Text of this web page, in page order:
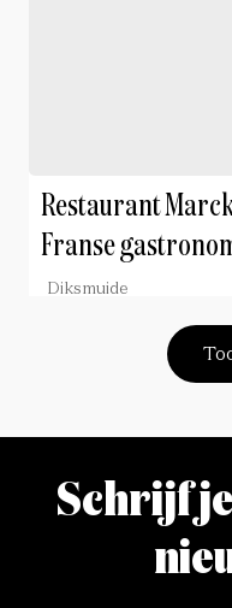
Restaurant
Franse
Diksmuide
Schrijf